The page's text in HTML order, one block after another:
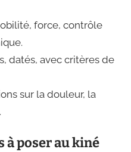
force, contrôle
datés, avec critères de
sur la douleur, la
à poser au kiné